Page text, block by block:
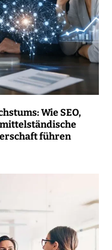
Wie SEO,
führen